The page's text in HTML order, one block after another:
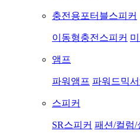
충전용포터블스피커
이동형충전스피커
앰프
파워앰프 파워드믹
스피커
SR스피커 패션/컬럼/